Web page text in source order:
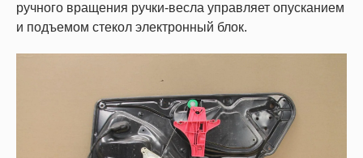
ручного вращения ручки-весла управляет опусканием
и подъемом стекол электронный блок.